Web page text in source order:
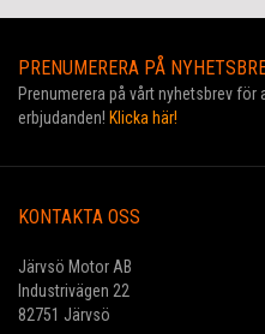
PRENUMERERA PÅ
Prenumerera på vårt nyhetsbrev
erbjudanden! Klicka här!
KONTAKTA OSS
Järvsö Motor AB
Industrivägen 22
82751 Järvsö